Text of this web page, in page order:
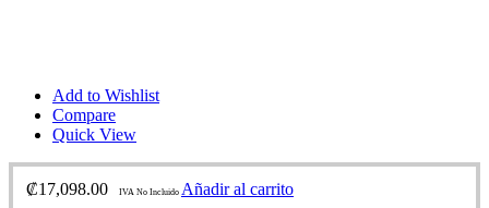
Add to Wishlist
Compare
Quick View
₡17,098.00 IVA No Incluido Añadir al carrito